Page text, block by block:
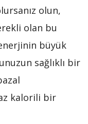
olun,
olan bu
büyük
sağlıklı bir
kalorili bir